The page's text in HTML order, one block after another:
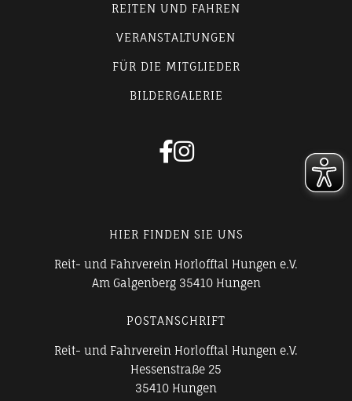
REITEN UND FAHREN
VERANSTALTUNGEN
FÜR DIE MITGLIEDER
BILDERGALERIE

HIER FINDEN SIE UNS
Reit- und Fahrverein Horlofftal Hungen e.V.
Am Galgenberg 35410 Hungen
POSTANSCHRIFT
Reit- und Fahrverein Horlofftal Hungen e.V.
Hessenstraße 25
35410 Hungen